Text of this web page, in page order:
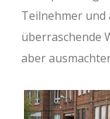
Teilnehmer und
überraschende
aber